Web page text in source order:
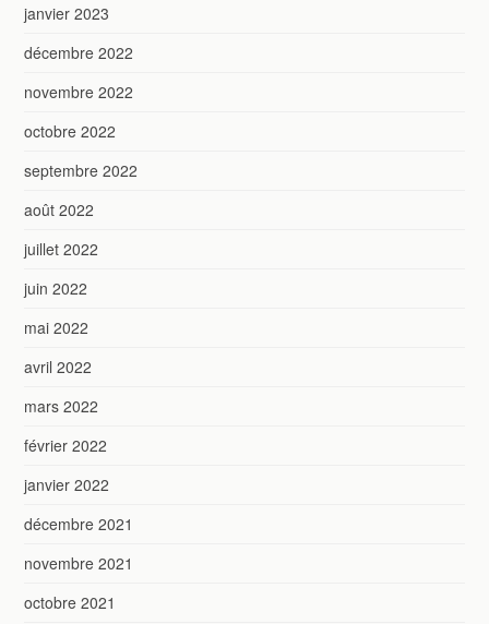
janvier 2023
décembre 2022
novembre 2022
octobre 2022
septembre 2022
août 2022
juillet 2022
juin 2022
mai 2022
avril 2022
mars 2022
février 2022
janvier 2022
décembre 2021
novembre 2021
octobre 2021